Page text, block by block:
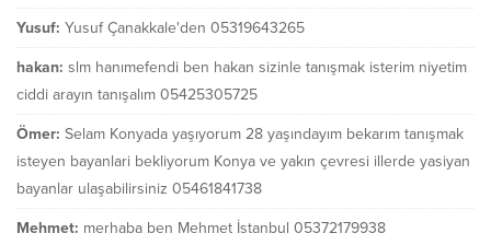
Yusuf: Yusuf Çanakkale'den 05319643265
hakan: slm hanımefendi ben hakan sizinle tanışmak isterim niyetim
ciddi arayın tanışalım 05425305725
Ömer: Selam Konyada yaşıyorum 28 yaşındayım bekarım tanışmak
isteyen bayanlari bekliyorum Konya ve yakın çevresi illerde yasiyan
bayanlar ulaşabilirsiniz 05461841738
Mehmet: merhaba ben Mehmet İstanbul 05372179938